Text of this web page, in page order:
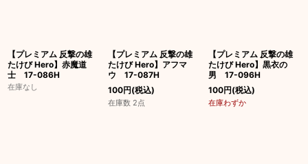
【プレミアム 反撃の雄
たけび Hero】赤魔道
士 17-086H
在庫なし
【プレミアム 反撃の雄
たけび Hero】アフマ
ウ 17-087H
100円(税込)
在庫数 2点
【プレミアム 反撃の雄
たけび Hero】黒衣の
男 17-096H
100円(税込)
在庫わずか